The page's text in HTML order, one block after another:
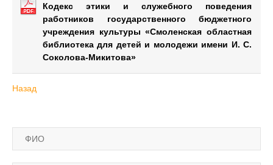
Кодекс этики и служебного поведения
работников государственного бюджетного
учреждения культуры «Смоленская областная
библиотека для детей и молодежи имени И. С.
Соколова-Микитова»
Назад